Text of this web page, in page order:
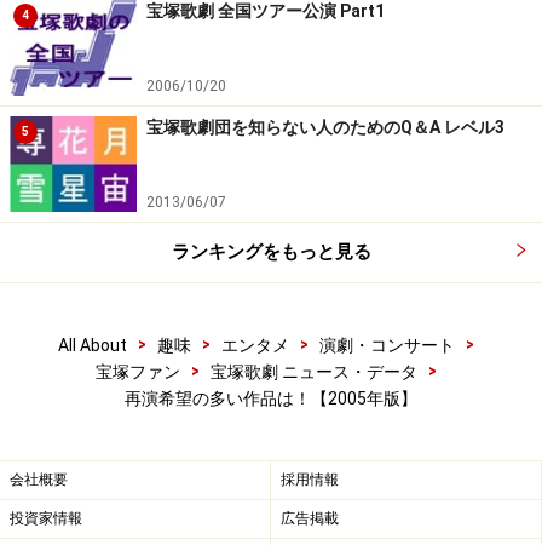
4 宝塚歌劇 全国ツアー公演 Part1
2006/10/20
5 宝塚歌劇団を知らない人のためのQ＆A レベル3
2013/06/07
ランキングをもっと見る
All About > 趣味 > エンタメ > 演劇・コンサート
>
宝塚ファン
> 宝塚歌劇 ニュース・データ
>
再演希望の多い作品は！【2005年版】
会社概要 採用情報
投資家情報 広告掲載